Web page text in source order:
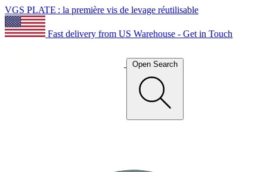
VGS PLATE : la première vis de levage réutilisable
Fast delivery from US Warehouse - Get in Touch
Open Search